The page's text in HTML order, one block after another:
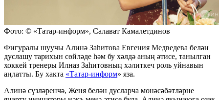
Фото: © «Татар-информ», Салават Камалетдинов
Фигуралы шуучы Алинә Заһитова Евгения Медведева белән
дуслашу тарихын сөйләде һәм бу хәлдә аның әтисе, танылган
хоккей тренеры Илназ Заһитовның хәлиткеч роль уйнавын
аңлатты. Бу хакта «Татар-информ» яза.
Алинә сүзләренчә, Женя белән дусларча мөнәсәбәтләрне